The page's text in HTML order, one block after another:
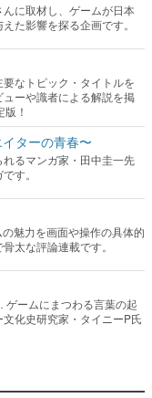
に取材し、ゲームが日本
た影響を探る企画です。
なトピック・タイトルを
ーや識者による解説を掲
！
ターの青春〜
れるマンガ家・田中圭一先
す。
魅力を画面や操作の具体的
太な評論連載です。
ゲームにまつわる言葉の起
化史研究家・タイニーP氏